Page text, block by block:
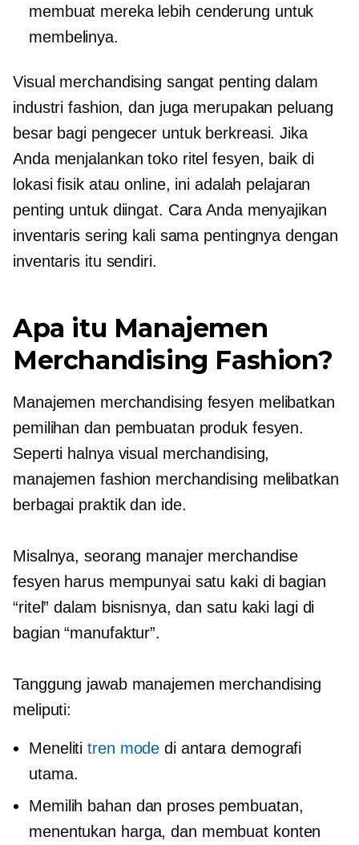
membuat mereka lebih cenderung untuk
membelinya.
Visual merchandising sangat penting dalam
industri fashion, dan juga merupakan peluang
besar bagi pengecer untuk berkreasi. Jika
Anda menjalankan toko ritel fesyen, baik di
lokasi fisik atau online, ini adalah pelajaran
penting untuk diingat. Cara Anda menyajikan
inventaris sering kali sama pentingnya dengan
inventaris itu sendiri.
Apa itu Manajemen
Merchandising Fashion?
Manajemen merchandising fesyen melibatkan
pemilihan dan pembuatan produk fesyen.
Seperti halnya visual merchandising,
manajemen fashion merchandising melibatkan
berbagai praktik dan ide.
Misalnya, seorang manajer merchandise
fesyen harus mempunyai satu kaki di bagian
“ritel” dalam bisnisnya, dan satu kaki lagi di
bagian “manufaktur”.
Tanggung jawab manajemen merchandising
meliputi:
Menelititren mode di antara demografi
utama.
Memilih bahan dan proses pembuatan,
menentukan harga, dan membuat konten